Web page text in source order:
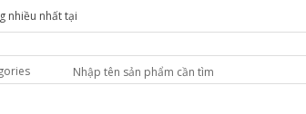
nhiều nhất tại